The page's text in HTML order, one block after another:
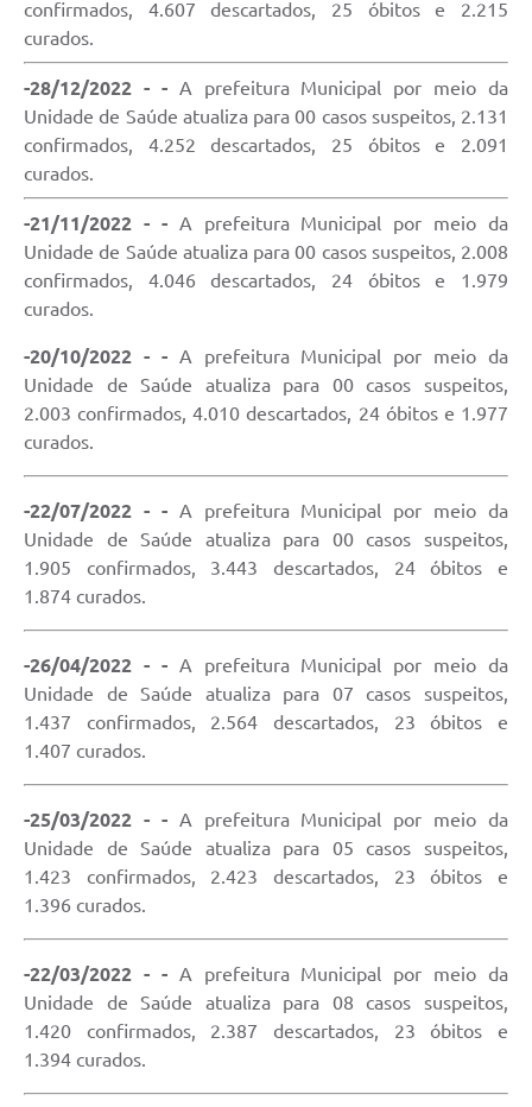
confirmados, 4.607 descartados, 25 óbitos e 2.215
curados.
-28/12/2022 - - A prefeitura Municipal por meio da
Unidade de Saúde atualiza para 00 casos suspeitos, 2.131
confirmados, 4.252 descartados, 25 óbitos e 2.091
curados.
-21/11/2022 - - A prefeitura Municipal por meio da
Unidade de Saúde atualiza para 00 casos suspeitos, 2.008
confirmados, 4.046 descartados, 24 óbitos e 1.979
curados.
-20/10/2022 - - A prefeitura Municipal por meio da
Unidade de Saúde atualiza para 00 casos suspeitos,
2.003 confirmados, 4.010 descartados, 24 óbitos e 1.977
curados.
-22/07/2022 - - A prefeitura Municipal por meio da
Unidade de Saúde atualiza para 00 casos suspeitos,
1.905 confirmados, 3.443 descartados, 24 óbitos e
1.874 curados.
-26/04/2022 - - A prefeitura Municipal por meio da
Unidade de Saúde atualiza para 07 casos suspeitos,
1.437 confirmados, 2.564 descartados, 23 óbitos e
1.407 curados.
-25/03/2022 - - A prefeitura Municipal por meio da
Unidade de Saúde atualiza para 05 casos suspeitos,
1.423 confirmados, 2.423 descartados, 23 óbitos e
1.396 curados.
-22/03/2022 - - A prefeitura Municipal por meio da
Unidade de Saúde atualiza para 08 casos suspeitos,
1.420 confirmados, 2.387 descartados, 23 óbitos e
1.394 curados.